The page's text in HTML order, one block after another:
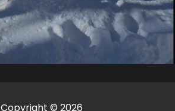
Copyright © 2026